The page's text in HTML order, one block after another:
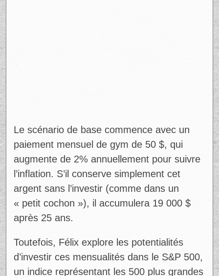
Le scénario de base commence avec un
paiement mensuel de gym de 50 $, qui
augmente de 2% annuellement pour suivre
l’inflation. S’il conserve simplement cet
argent sans l’investir (comme dans un
« petit cochon »), il accumulera 19 000 $
après 25 ans.
Toutefois, Félix explore les potentialités
d’investir ces mensualités dans le S&P 500,